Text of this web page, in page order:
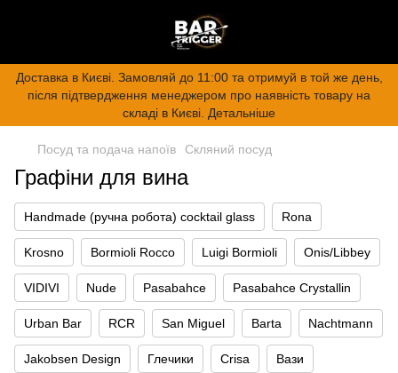
Доставка в Києві. Замовляй до 11:00 та отримуй в той же день,
після підтвердження менеджером про наявність товару на
складі в Києві. Детальніше
Посуд та подача напоїв Скляний посуд
Графіни для вина
Handmade (ручна робота) cocktail glass Rona
Krosno Bormioli Rocco Luigi Bormioli Onis/Libbey
VIDIVI Nude Pasabahce Pasabahce Crystallin
Urban Bar RCR San Miguel Barta Nachtmann
Jakobsen Design Глечики Crisa Вази